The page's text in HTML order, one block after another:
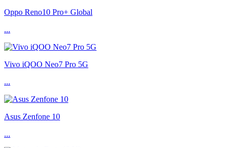
Oppo Reno10 Pro+ Global
...
Vivo iQOO Neo7 Pro 5G
...
Asus Zenfone 10
...